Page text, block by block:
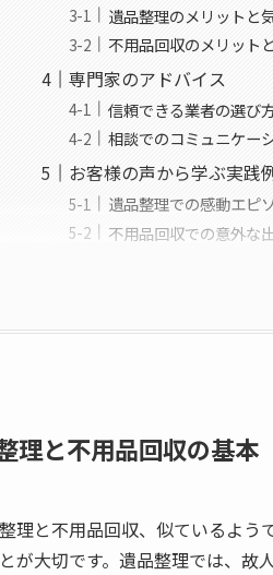
遺品整理のメリットと
不用品回収のメリット
専門家のアドバイス
信頼できる業者の選び
相談でのコミュニケー
お客様の声から学ぶ実践
遺品整理での感動エピ
不用品回収での意外な
理と不用品回収の基本
理と不用品回収、似ているよう
が大切です。遺品整理では、故